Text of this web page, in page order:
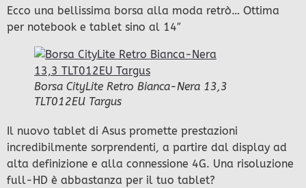
Ecco una bellissima borsa alla moda retrò… Ottima
per notebook e tablet sino al 14″
Borsa CityLite Retro Bianca-Nera 13,3
TLT012EU Targus
Il nuovo tablet di Asus promette prestazioni
incredibilmente sorprendenti, a partire dal display ad
alta definizione e alla connessione 4G. Una risoluzione
full-HD è abbastanza per il tuo tablet?